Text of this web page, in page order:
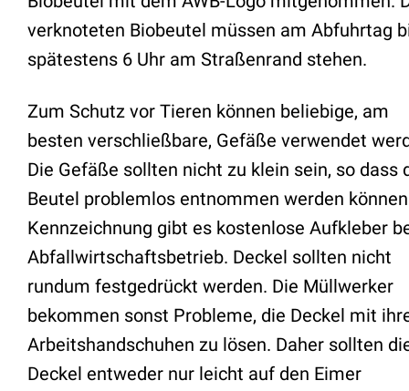
verknoteten Biobeutel müssen am Abfuhrtag
spätestens 6 Uhr am Straßenrand stehen.
Zum Schutz vor Tieren können beliebige, am
besten verschließbare, Gefäße verwendet
Die Gefäße sollten nicht zu klein sein, so dass
Beutel problemlos entnommen werden
Kennzeichnung gibt es kostenlose Aufkleber
Abfallwirtschaftsbetrieb. Deckel sollten nicht
rundum festgedrückt werden. Die Müllwerker
bekommen sonst Probleme, die Deckel mit
Arbeitshandschuhen zu lösen. Daher sollten
Deckel entweder nur leicht auf den Eimer